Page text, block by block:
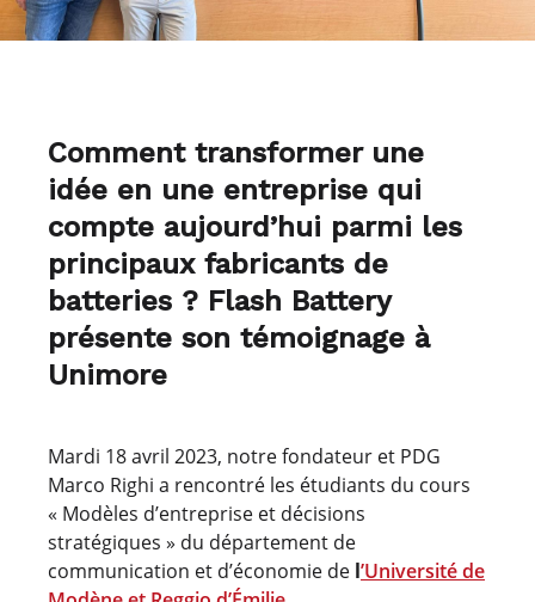
Comment transformer une
idée en une entreprise qui
compte aujourd’hui parmi les
principaux fabricants de
batteries ? Flash Battery
présente son témoignage à
Unimore
Mardi 18 avril 2023, notre fondateur et PDG
Marco Righi a rencontré les étudiants du cours
« Modèles d’entreprise et décisions
stratégiques » du département de
communication et d’économie de l’Université de